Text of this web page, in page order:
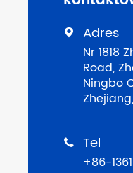
 Adres
Nr 1818
Road,
Ningbo
 Tel
+86-